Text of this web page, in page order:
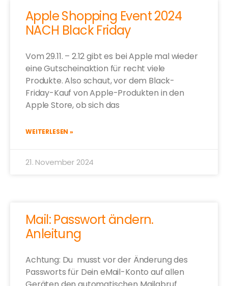
Apple Shopping Event 2024
NACH Black Friday
Vom 29.11. – 2.12 gibt es bei Apple mal wieder
eine Gutscheinaktion für recht viele
Produkte. Also schaut, vor dem Black-
Friday-Kauf von Apple-Produkten in den
Apple Store, ob sich das
WEITERLESEN »
21. November 2024
Mail: Passwort ändern.
Anleitung
Achtung: Du musst vor der Änderung des
Passworts für Dein eMail-Konto auf allen